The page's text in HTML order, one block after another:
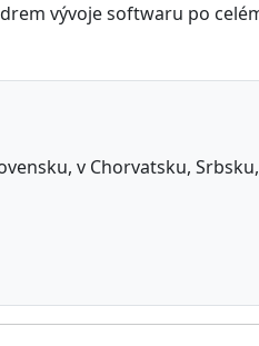
vývoje softwaru po
v Chorvatsku, Srbsku,